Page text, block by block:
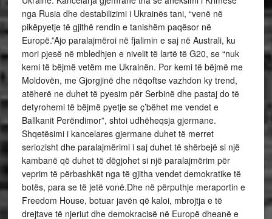
nga Rusia dhe destabilizimi i Ukrainës tani, “venë në
pikëpyetje të gjithë rendin e tanishëm paqësor në
Europë.”Ajo paralajmëroi në fjalimin e saj në Australi, ku
mori pjesë në mbledhjen e nivelit të lartë të G20, se “nuk
kemi të bëjmë vetëm me Ukrainën. Por kemi të bëjmë me
Moldovën, me Gjorgjinë dhe nëqoftse vazhdon ky trend,
atëherë ne duhet të pyesim për Serbinë dhe pastaj do të
detyrohemi të bëjmë pyetje se ç’bëhet me vendet e
Ballkanit Perëndimor”, shtoi udhëheqsja gjermane.
Shqetësimi i kancelares gjermane duhet të merret
seriozisht dhe paralajmërimi i saj duhet të shërbejë si një
kambanë që duhet të dëgjohet si një paralajmërim për
veprim të përbashkët nga të gjitha vendet demokratike të
botës, para se të jetë vonë.Dhe në përputhje meraportin e
Freedom House, botuar javën që kaloi, mbrojtja e të
drejtave të njeriut dhe demokracisë në Europë dheanë e